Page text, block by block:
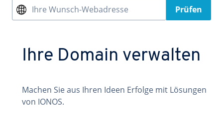
Ihre Wunsch-Webadresse Prüfen
Ihre Domain verwalten
Machen Sie aus Ihren Ideen Erfolge mit Lösungen
von IONOS.